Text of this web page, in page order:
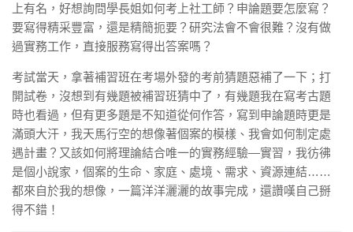
上有名，好想詢問學長姐如何考上社工師？申論題要怎麼寫？
要寫得精采豐富，還是精簡扼要？研究法會不會很難？沒有做
過實務工作，直接服務寫得出答案嗎？
考試當天，拿著補習班在考場外發的考前猜題惡補了一下；打
開試卷，沒想到有幾題被補習班猜中了，有幾題我在寫考古題
時也看過，但有更多題是不知道從何作答，寫到申論題時更是
滿頭大汗，我天馬行空的想像著個案的模樣、我會如何制定處
遇計畫？又該如何將理論結合唯一的實務經驗—實習，我彷彿
是個小說家，個案的生命、家庭、處境、需求、資源連結……
都來自於我的想像，一篇洋洋灑灑的故事完成，還讚嘆自己掰
得不錯！